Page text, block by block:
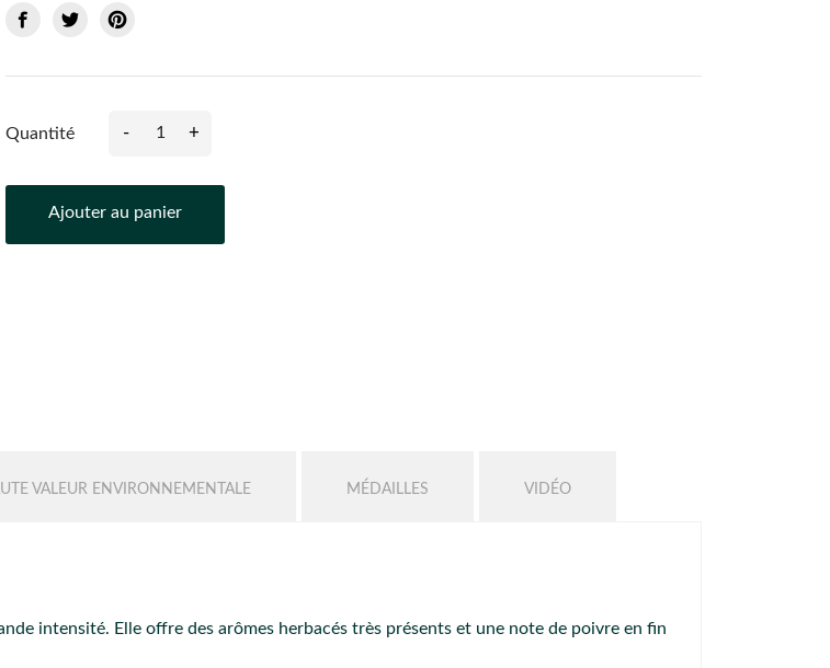
Quantité - +
Ajouter au panier
VALEUR ENVIRONNEMENTALE MÉDAILLES VIDÉO
intensité. Elle offre des arômes herbacés très présents et une note de poivre en fin